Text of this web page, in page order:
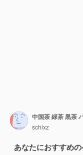
中国茶 緑茶 黒茶
schixz
あなたにおすすめ